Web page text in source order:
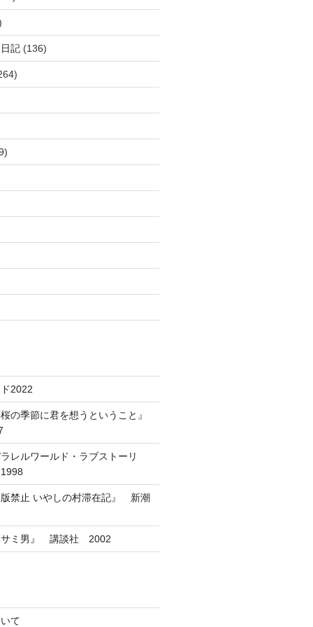
記(136)
2022
の季節に君を想うということ』
レルワールド・ラブストーリ
禁止 いやしの村滞在記』 新潮
ミ男』 講談社 2002
て